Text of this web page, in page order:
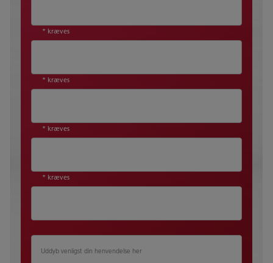
* kræves
* kræves
* kræves
* kræves
Uddyb venligst din henvendelse her​ ​